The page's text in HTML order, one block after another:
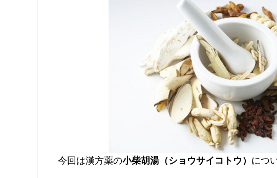
今回は漢方薬の小柴胡湯（ショウサイコトウ） につ